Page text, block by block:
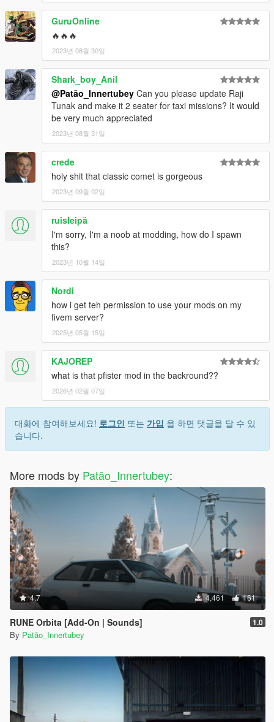
GuruOnline
🔥🔥🔥
2023년 08월 30일
Shark_boy_Anil
@Patão_Innertubey Can you please update Raji
Tunak and make it 2 seater for taxi missions? It would
be very much appreciated
2023년 08월 31일
crede
holy shit that classic comet is gorgeous
2023년 09월 02일
ruisleipä
I'm sorry, I'm a noob at modding, how do I spawn
this?
2023년 10월 14일
Nordi
how i get teh permission to use your mods on my
fivem server?
2025년 05월 15일
KAJOREP
what is that pfister mod in the backround??
2026년 02월 07일
대화에 참여해보세요! 로그인 또는 가입 을 하면 댓글을 달 수 있
습니다.
More mods by Patão_Innertubey:
4.7 4,461 161
RUNE Orbita [Add-On | Sounds] 1.0
By Patão_Innertubey